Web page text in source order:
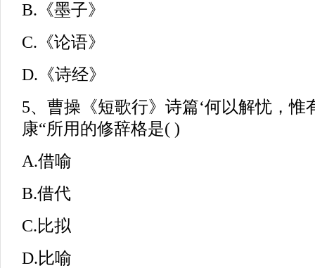
B.《墨子》
C.《论语》
D.《诗经》
5、曹操《短歌行》诗篇‘何以解忧，惟
康“所用的修辞格是( )
A.借喻
B.借代
C.比拟
D.比喻